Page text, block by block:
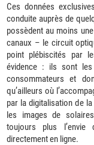
Ces données
conduite auprès de
possèdent au moins
canaux – le circuit
point plébiscités par
évidence : ils sont
consommateurs et
qu’ailleurs où
par la digitalisation de
les images de
toujours plus l’envie
directement en ligne.